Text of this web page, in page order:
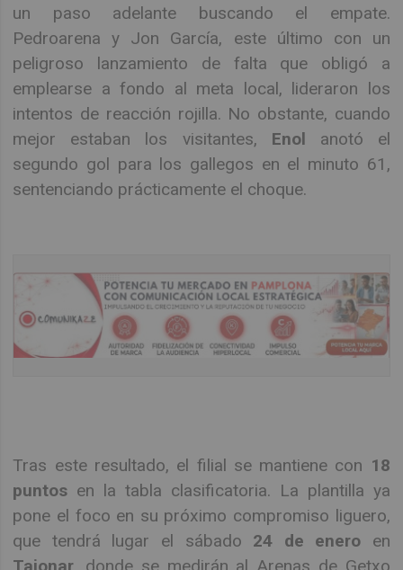
un paso adelante buscando el empate.
Pedroarena y Jon García, este último con un
peligroso lanzamiento de falta que obligó a
emplearse a fondo al meta local, lideraron los
intentos de reacción rojilla. No obstante, cuando
mejor estaban los visitantes, Enol anotó el
segundo gol para los gallegos en el minuto 61,
sentenciando prácticamente el choque.
Tras este resultado, el filial se mantiene con 18
puntos en la tabla clasificatoria. La plantilla ya
pone el foco en su próximo compromiso liguero,
que tendrá lugar el sábado 24 de enero en